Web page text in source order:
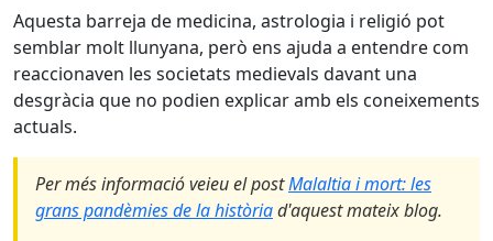
Aquesta barreja de medicina, astrologia i religió pot
semblar molt llunyana, però ens ajuda a entendre com
reaccionaven les societats medievals davant una
desgràcia que no podien explicar amb els coneixements
actuals.
Per més informació veieu el postMalaltia i mort: les
grans pandèmies de la històriad'aquest mateix blog.